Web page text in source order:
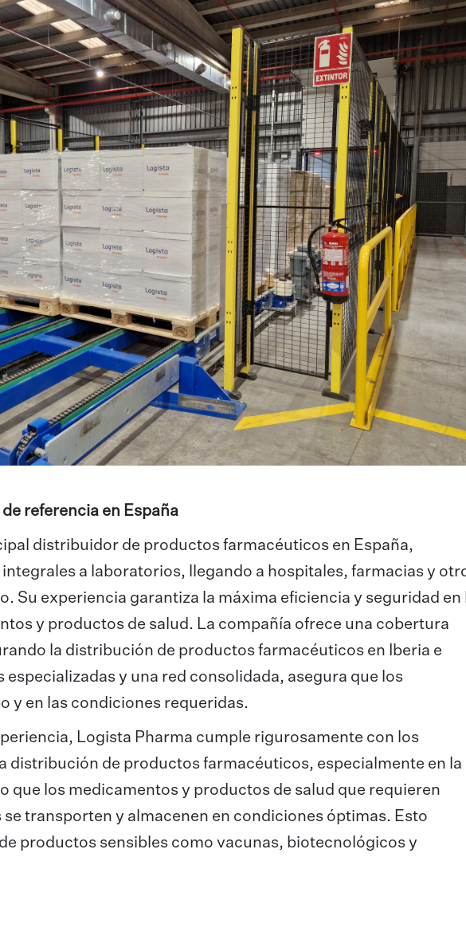
referencia en España
distribuidor de productos farmacéuticos en España,
a laboratorios, llegando a hospitales, farmacias y
Su experiencia garantiza la máxima eficiencia y seguridad en
y productos de salud. La compañía ofrece una cobertura
la distribución de productos farmacéuticos en Iberia e
especializadas y una red consolidada, asegura que los
y en las condiciones requeridas.
Logista Pharma cumple rigurosamente con los
distribución de productos farmacéuticos, especialmente en la
que los medicamentos y productos de salud que requieren
transporten y almacenen en condiciones óptimas. Esto
productos sensibles como vacunas, biotecnológicos y